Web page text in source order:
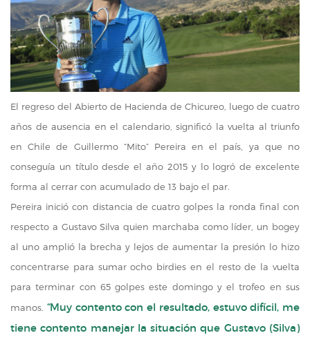
El regreso del Abierto de Hacienda de Chicureo, luego de cuatro
años de ausencia en el calendario, significó la vuelta al triunfo
en Chile de Guillermo “Mito” Pereira en el país, ya que no
conseguía un título desde el año 2015 y lo logró de excelente
forma al cerrar con acumulado de 13 bajo el par.
Pereira inició con distancia de cuatro golpes la ronda final con
respecto a Gustavo Silva quien marchaba como líder, un bogey
al uno amplió la brecha y lejos de aumentar la presión lo hizo
concentrarse para sumar ocho birdies en el resto de la vuelta
para terminar con 65 golpes este domingo y el trofeo en sus
manos. “Muy contento con el resultado, estuvo difícil, me
tiene contento manejar la situación que Gustavo (Silva)